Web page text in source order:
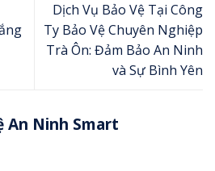
Dịch Vụ Bảo Vệ Tại Công
Ty Bảo Vệ Chuyên Nghiệp
Trà Ôn: Đảm Bảo An Ninh
và Sự Bình Yên
An Ninh Smart